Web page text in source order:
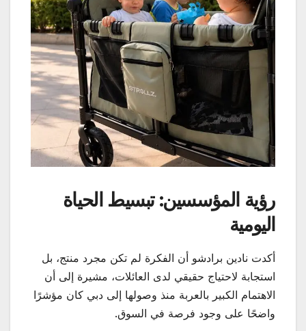
رؤية المؤسسين: تبسيط الحياة
اليومية
أكدت نادين برادشو أن الفكرة لم تكن مجرد منتج، بل
استجابة لاحتياج حقيقي لدى العائلات، مشيرة إلى أن
الاهتمام الكبير بالعربة منذ وصولها إلى دبي كان مؤشرًا
واضحًا على وجود فرصة في السوق.